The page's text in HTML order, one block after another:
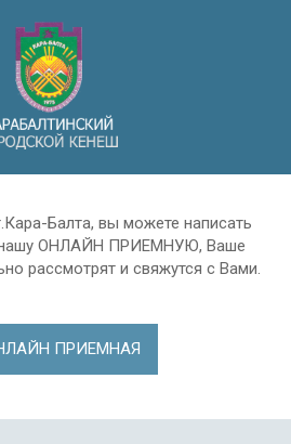
Балта, вы можете написать
ОНЛАЙН ПРИЕМНУЮ, Ваше
рассмотрят и свяжутся с Вами.
ПРИЕМНАЯ